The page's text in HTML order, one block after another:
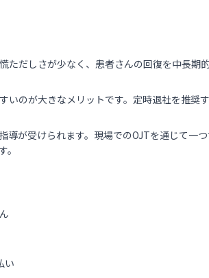
ただしさが少なく、患者さんの回復を中長期
いのが大きなメリットです。定時退社を推奨
が受けられます。現場でのOJTを通じて一つ
い